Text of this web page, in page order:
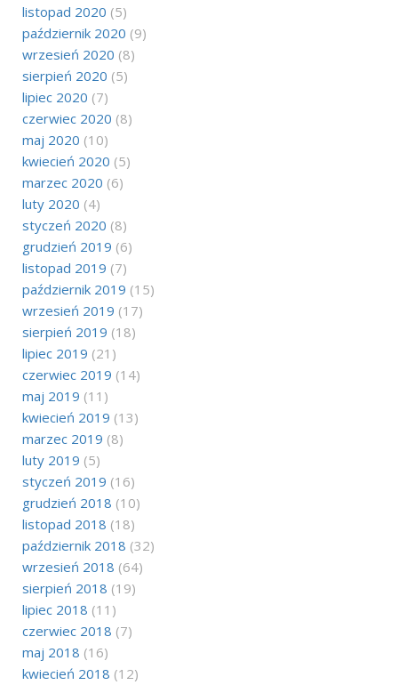
listopad 2020 (5)
październik 2020 (9)
wrzesień 2020 (8)
sierpień 2020 (5)
lipiec 2020 (7)
czerwiec 2020 (8)
maj 2020 (10)
kwiecień 2020 (5)
marzec 2020 (6)
luty 2020 (4)
styczeń 2020 (8)
grudzień 2019 (6)
listopad 2019 (7)
październik 2019 (15)
wrzesień 2019 (17)
sierpień 2019 (18)
lipiec 2019 (21)
czerwiec 2019 (14)
maj 2019 (11)
kwiecień 2019 (13)
marzec 2019 (8)
luty 2019 (5)
styczeń 2019 (16)
grudzień 2018 (10)
listopad 2018 (18)
październik 2018 (32)
wrzesień 2018 (64)
sierpień 2018 (19)
lipiec 2018 (11)
czerwiec 2018 (7)
maj 2018 (16)
kwiecień 2018 (12)